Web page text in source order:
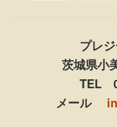
プレ
茨城県小
TEL
メール